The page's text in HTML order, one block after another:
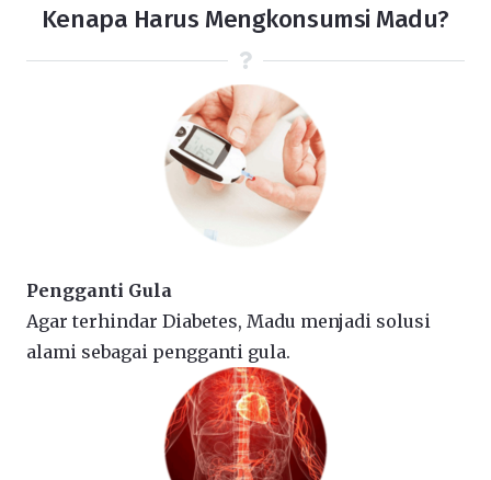
Kenapa Harus Mengkonsumsi Madu?
Pengganti Gula
Agar terhindar Diabetes, Madu menjadi solusi
alami sebagai pengganti gula.